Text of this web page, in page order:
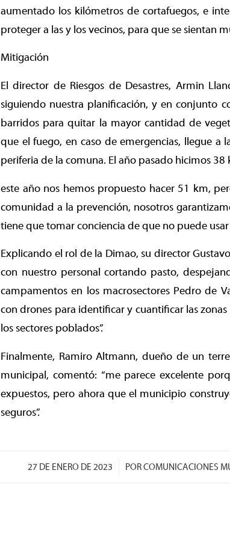
aumentado los kilómetros de cortafuegos, e
proteger a las y los vecinos, para que se sientan
Mitigación
El director de Riesgos de Desastres, Armin
siguiendo nuestra planificación, y en conjunto
barridos para quitar la mayor cantidad de
que el fuego, en caso de emergencias, llegue a
periferia de la comuna. El año pasado hicimos
este año nos hemos propuesto hacer 51 km,
comunidad a la prevención, nosotros
tiene que tomar conciencia de que no puede usar
Explicando el rol de la Dimao, su director
con nuestro personal cortando pasto,
campamentos en los macrosectores Pedro de
con drones para identificar y cuantificar las
los sectores poblados”.
Finalmente, Ramiro Altmann, dueño de un
municipal, comentó: “me parece excelente
expuestos, pero ahora que el municipio
seguros”.
27 DE ENERO DE 2023
/ PORCOMUNICACIONES